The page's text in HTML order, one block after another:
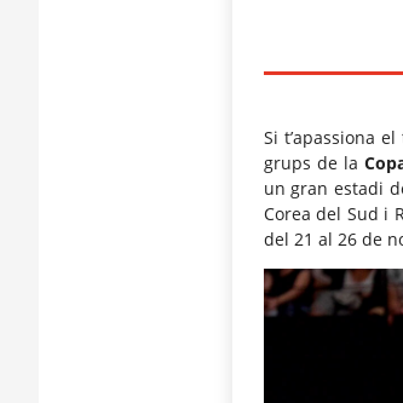
Si t’apassiona
grups de la
un gran estadi
Corea del Sud i
del 21 al 26 de